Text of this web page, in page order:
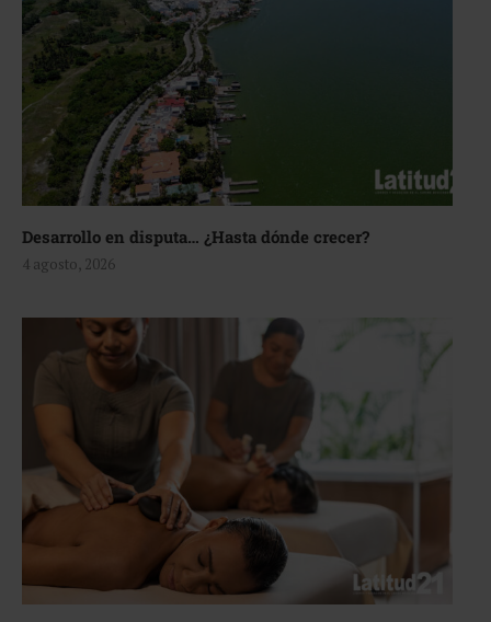
Desarrollo en disputa… ¿Hasta dónde crecer?
4 agosto, 2026